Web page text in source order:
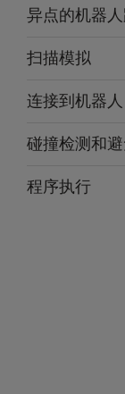
异点的机器
扫描模拟
连接到机器人
碰撞检测和
程序执行